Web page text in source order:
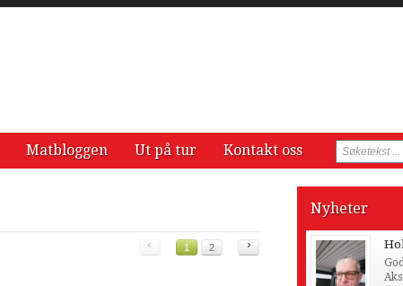
Matbloggen Ut på tur Kontakt oss
‹ 1 2 ›
Nyheter